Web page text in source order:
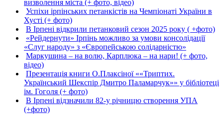
визволення міста (+ фото, відео)
Успіхи ірпінських петанкістів на Чемпіонаті України в
Хусті (+ фото)
В Ірпені відкрили петанковий сезон 2025 року ( +фото)
«Рейдернути» Ірпінь можливо за умови консолідації
«Слуг народу» з «Європейською солідарністю»
Маркушина – на волю, Карплюка – на нари! (+ фото,
відео)
Презентація книги О.Плаксіної ««Триптих.
Український Шекспір Дмитро Паламарчук»» у бібліотеці
ім. Гоголя (+ фото)
В Ірпені відзначили 82-у річницю створення УПА
(+фото)